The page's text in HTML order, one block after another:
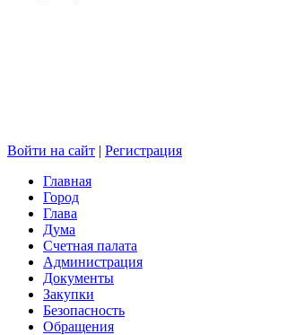
Войти на сайт | Регистрация
Главная
Город
Глава
Дума
Счетная палата
Администрация
Документы
Закупки
Безопасность
Обращения